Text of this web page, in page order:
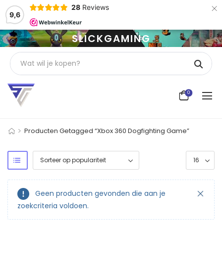
9,6
28 Reviews ×
SLICKGAMING
0
> Producten Getagged “Xbox 360 Dogfighting Game”
Geen producten gevonden die aan je
zoekcriteria voldoen.